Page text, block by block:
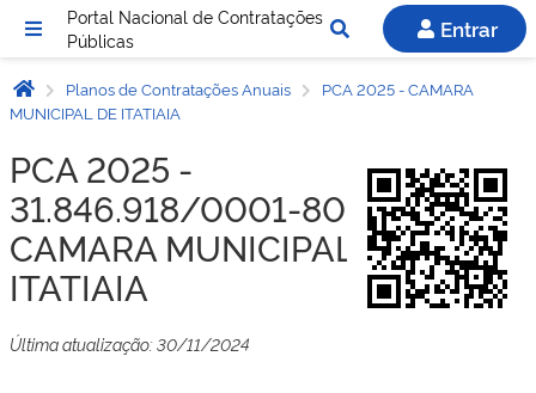
Portal Nacional de Contratações
Públicas
Entrar
Planos de Contratações Anuais
PCA 2025 - CAMARA
MUNICIPAL DE ITATIAIA
PCA 2025 -
31.846.918/0001-80 -
CAMARA MUNICIPAL DE
ITATIAIA
Última atualização: 30/11/2024